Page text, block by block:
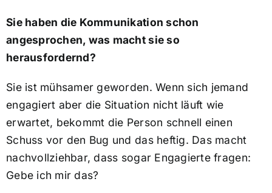
Sie haben die Kommunikation schon
angesprochen, was macht sie so
herausfordernd?
Sie ist mühsamer geworden. Wenn sich jemand
engagiert aber die Situation nicht läuft wie
erwartet, bekommt die Person schnell einen
Schuss vor den Bug und das heftig. Das macht
nachvollziehbar, dass sogar Engagierte fragen:
Gebe ich mir das?